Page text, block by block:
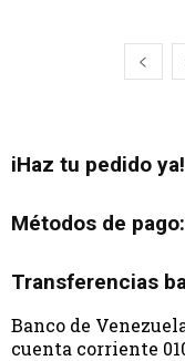
iHaz tu pedido ya!
Métodos de pago:
Transferencias
Banco de
cuenta corriente